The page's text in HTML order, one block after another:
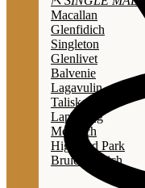
Macallan
Glenfidich
Singleton
Glenlivet
Balvenie
Lagavulin
Talisker
Laphroaig
Mortlach
Highland Park
Bruichladdich